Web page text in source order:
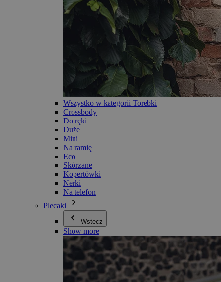
Wszystko w kategorii Torebki
Crossbody
Do ręki
Duże
Mini
Na ramię
Eco
Skórzane
Kopertówki
Nerki
Na telefon
Plecaki
Wstecz
Show more